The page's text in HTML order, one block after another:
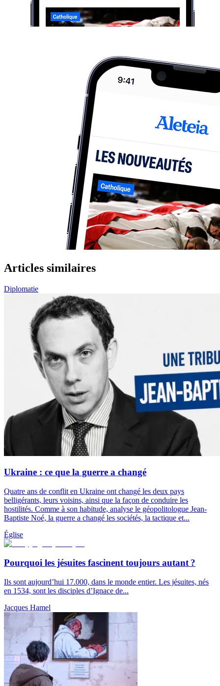
Articles similaires
Diplomatie
Ukraine : ce que la guerre a changé
Quatre ans de conflit en Ukraine ont changé les deux pays
belligérants, leurs voisins, ainsi que la façon de conduire les
hostilités. Comme à son habitude, analyse le géopolitologue Jean-
Baptiste Noé, la guerre a changé les sociétés, la tactique et...
Église
Pourquoi les jésuites fascinent toujours autant ?
Ils sont aujourd’hui 17.000, dans le monde entier. Les jésuites, nés
en 1534, sont les disciples d’Ignace de...
Jacques Hamel